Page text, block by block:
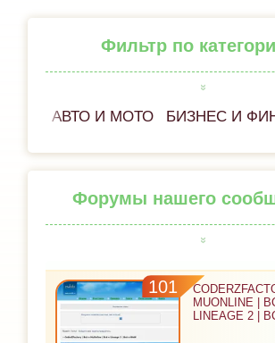
Фильтр по
АВТО И МОТО БИЗНЕС И
Форумы нашего
101
MUONLINE |
LINEAGE 2 |